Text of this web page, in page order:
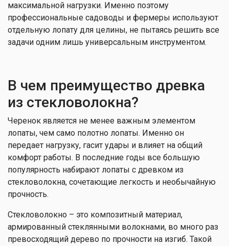
максимальной нагрузки. Именно поэтому
профессиональные садоводы и фермеры используют
отдельную лопату для целины, не пытаясь решить все
задачи одним лишь универсальным инструментом.
В чем преимущество древка
из стекловолокна?
Черенок является не менее важным элементом
лопаты, чем само полотно лопаты. Именно он
передает нагрузку, гасит удары и влияет на общий
комфорт работы. В последние годы все большую
популярность набирают лопаты с древком из
стекловолокна, сочетающие легкость и необычайную
прочность.
Стекловолокно – это композитный материал,
армированный стеклянными волокнами, во много раз
превосходящий дерево по прочности на изгиб. Такой